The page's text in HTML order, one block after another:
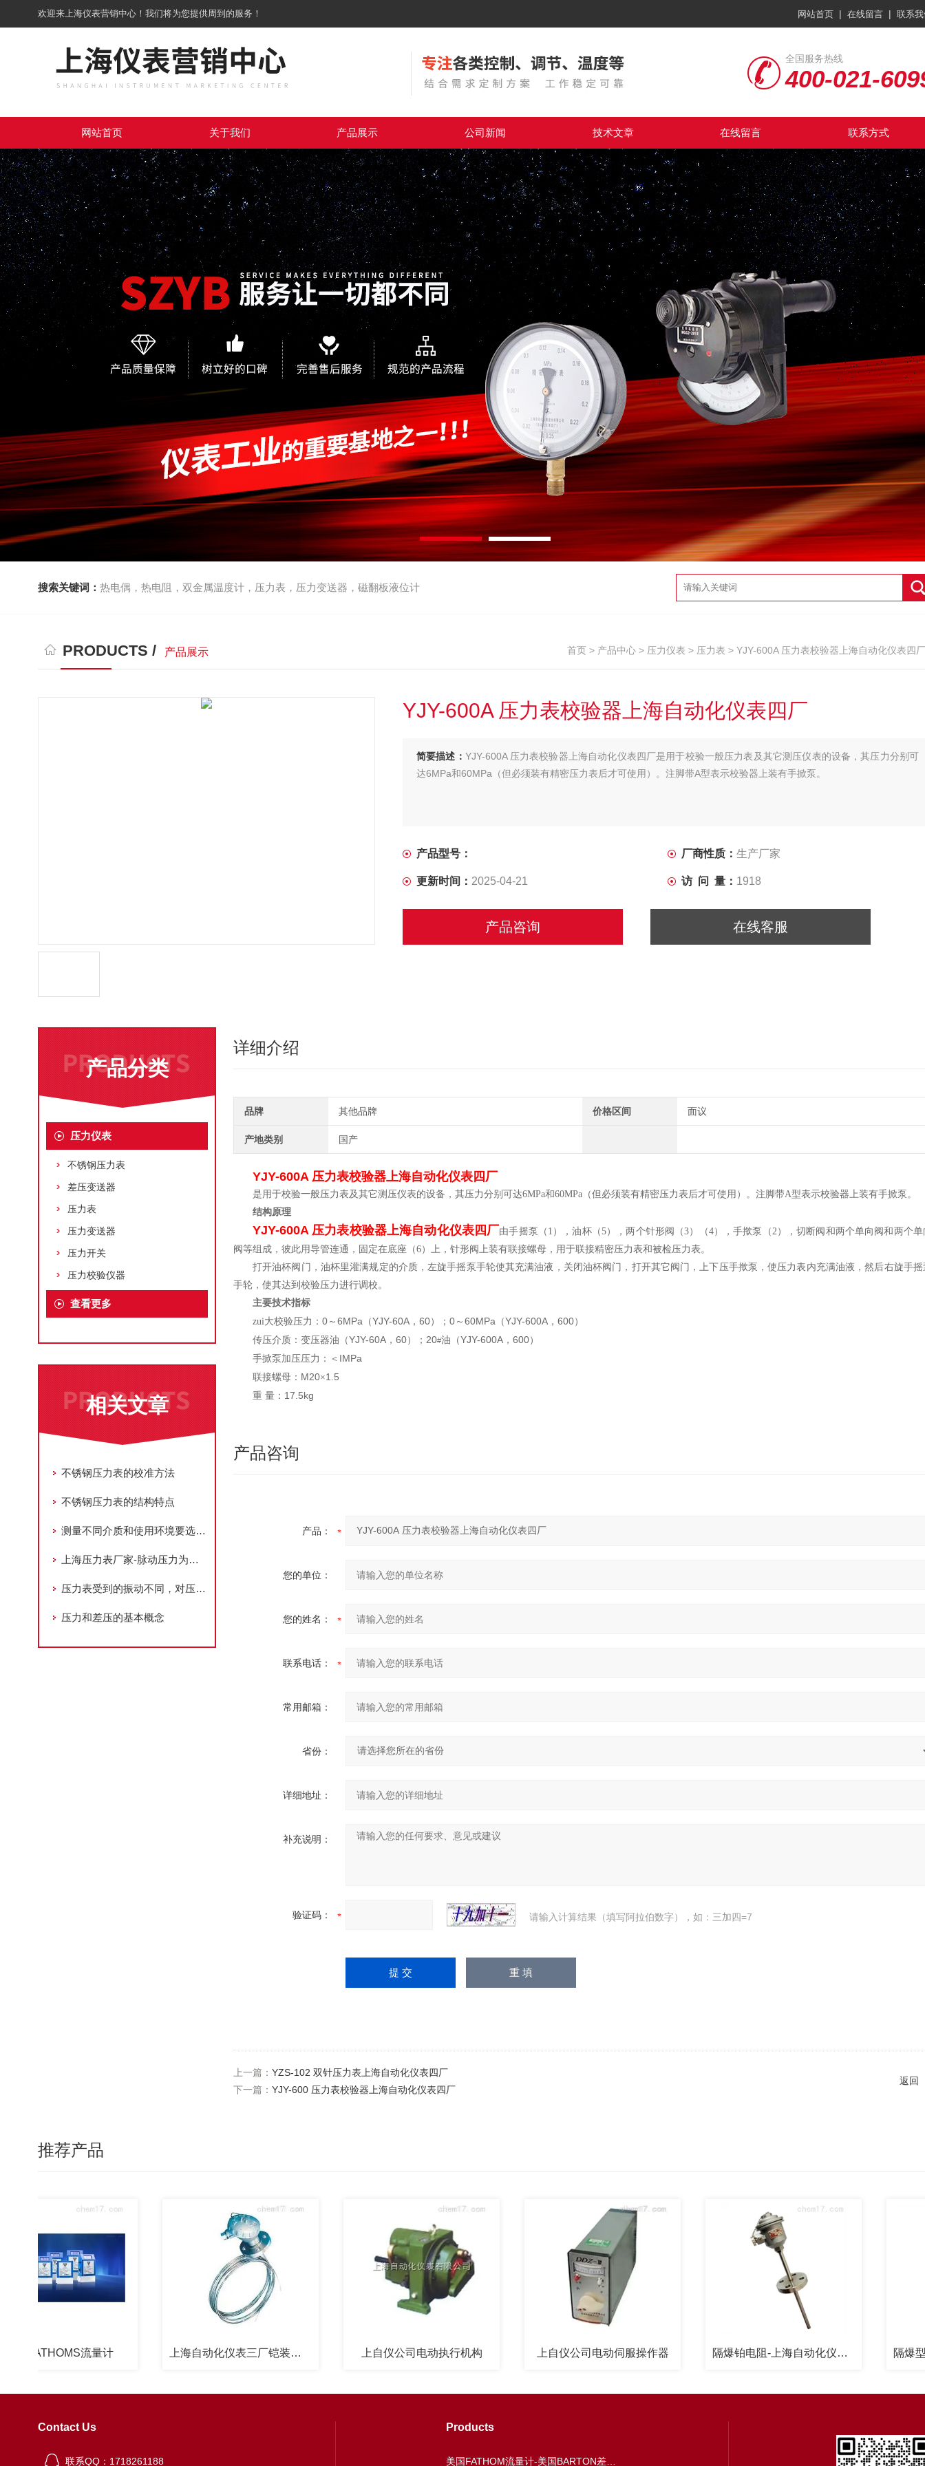
欢迎来上海仪表营销中心！我们将为您提供周到的服务！ 网站首页 | 在线留言 | 联系
全国服务热线
400-021-
网站首页 关于我们 产品展示 公司新闻 技术文章 在线留言 联系方式
搜索关键词： 热电偶，热电阻，双金属温度计，压力表，压力变送器，磁翻板液位计
PRODUCTS / 产品展示 首页 > 产品中心 > 压力仪表 > 压力表 > YJY-600A 压力表校验器上海自动化仪表四厂
YJY-600A 压力表校验器上海自动化仪表四厂
简要描述： YJY-600A 压力表校验器上海自动化仪表四厂是用于校验一般压力表及其它测压仪表的设备，其压力分别可
达6MPa和60MPa（但必须装有精密压力表后才可使用）。注脚带A型表示校验器上装有手掀泵。
产品型号： 厂商性质： 生产厂家
更新时间： 2025-04-21 访 问 量： 1918
产品咨询 在线客服
产品分类
压力仪表
不锈钢压力表
差压变送器
压力表
压力变送器
压力开关
压力校验仪器
查看更多
相关文章
不锈钢压力表的校准方法
不锈钢压力表的结构特点
测量不同介质和使用环境要选用不同种类压力表
上海压力表厂家-脉动压力为负荷时，压力表应符合哪些要求
压力表受到的振动不同，对压力的增减幅也不同
压力和差压的基本概念
详细介绍
品牌 其他品牌 价格区间 面议
产地类别 国产
YJY-600A 压力表校验器上海自动化仪表四厂
是用于校验一般压力表及其它测压仪表的设备，其压力分别可达6MPa和60MPa（但必须装有精密压力表后才可使用）。注脚带A型表示校验器上装有手掀泵。
结构原理
YJY-600A 压力表校验器上海自动化仪表四厂由手摇泵（1），油杯（5），两个针形阀（3）（4），手揿泵（2），切断阀和两个单向阀和两个单
阀等组成，彼此用导管连通，固定在底座（6）上，针形阀上装有联接螺母，用于联接精密压力表和被检压力表。
打开油杯阀门，油杯里灌满规定的介质，左旋手摇泵手轮使其充满油液，关闭油杯阀门，打开其它阀门，上下压手揿泵，使压力表内充满油液，然后右旋手摇
手轮，使其达到校验压力进行调校。
主要技术指标
zui大校验压力： 0 ～ 6MPa （YJY-60A ， 60）； 0 ～ 60MPa （YJY-600A ， 600）
传压介质：变压器油（YJY-60A ， 60）； 20#油（YJY-600A ， 600）
手掀泵加压压力：＜ IMPa
联接螺母： M20×1.5
重 量： 17.5kg
产品咨询
产品：
您的单位：
您的姓名：
联系电话：
常用邮箱：
省份：
详细地址：
补充说明：
验证码： 请输入计算结果（填写阿拉伯数字），如：三加四=7
上一篇： YZS-102 双针压力表上海自动化仪表四厂
下一篇： YJY-600 压力表校验器上海自动化仪表四厂
返回
推荐产品
流量计 上海自动化仪表三厂铠装高温热电偶 上自仪公司电动执行机构 上自仪公司电动伺服操作器 隔爆铂电阻-上海自动化仪表三厂
Contact Us
联系QQ：1718261188
Products